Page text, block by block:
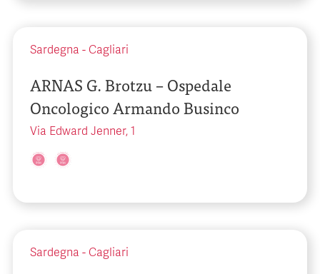
Sardegna - Cagliari
ARNAS G. Brotzu – Ospedale
Oncologico Armando Businco
Via Edward Jenner, 1
Sardegna - Cagliari